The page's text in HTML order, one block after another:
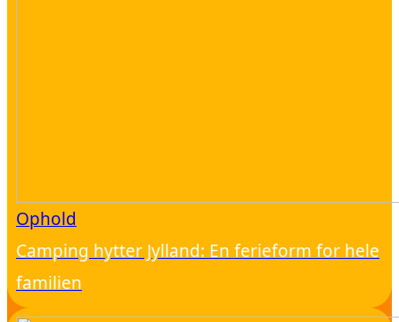
Ophold
Camping hytter Jylland: En ferieform for hele
familien